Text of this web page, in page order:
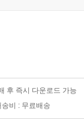
의 회복
후 즉시 다운로드 가능
송비 : 무료배송